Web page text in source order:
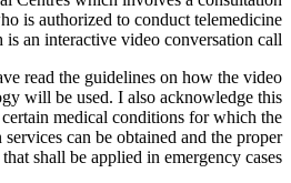
is authorized to conduct telemedicine
an interactive video conversation call.
read the guidelines on how the video
will be used. I also acknowledge this
medical conditions for which the
can be obtained and the proper
shall be applied in emergency cases.